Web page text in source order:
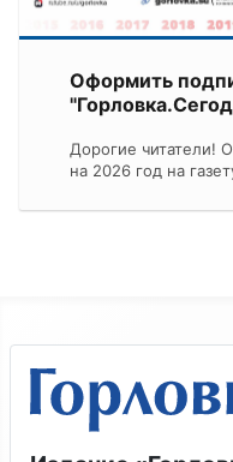
Оформить
Дорогие читатели!
на 2026 год на